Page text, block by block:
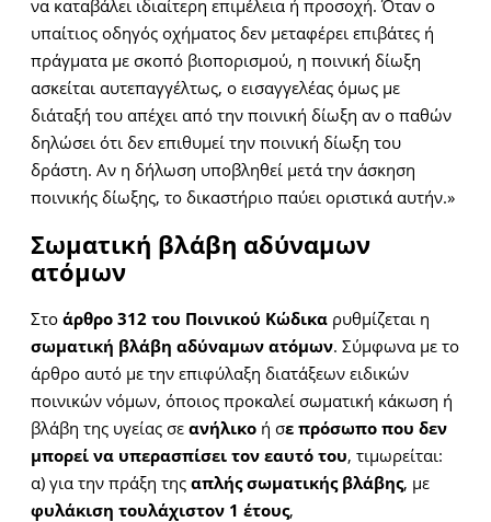
να καταβάλει ιδιαίτερη επιμέλεια ή προσοχή. Όταν ο
υπαίτιος οδηγός οχήματος δεν μεταφέρει επιβάτες ή
πράγματα με σκοπό βιοπορισμού, η ποινική δίωξη
ασκείται αυτεπαγγέλτως, ο εισαγγελέας όμως με
διάταξή του απέχει από την ποινική δίωξη αν ο παθών
δηλώσει ότι δεν επιθυμεί την ποινική δίωξη του
δράστη. Αν η δήλωση υποβληθεί μετά την άσκηση
ποινικής δίωξης, το δικαστήριο παύει οριστικά αυτήν.»
Σωματική βλάβη αδύναμων
ατόμων
Στο άρθρο 312 του Ποινικού Κώδικα ρυθμίζεται η
σωματική βλάβη αδύναμων ατόμων. Σύμφωνα με το
άρθρο αυτό με την επιφύλαξη διατάξεων ειδικών
ποινικών νόμων, όποιος προκαλεί σωματική κάκωση ή
βλάβη της υγείας σε ανήλικο ή σε πρόσωπο που δεν
μπορεί να υπερασπίσει τον εαυτό του, τιμωρείται:
α) για την πράξη της απλής σωματικής βλάβης, με
φυλάκιση τουλάχιστον 1 έτους,